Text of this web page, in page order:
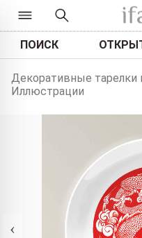
ПОИСК
Декоративные тарелки
Иллюстрации
‹